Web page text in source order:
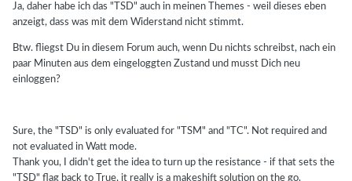
Ja, daher habe ich das "TSD" auch in meinen Themes - weil dieses eben
anzeigt, dass was mit dem Widerstand nicht stimmt.
Btw. fliegst Du in diesem Forum auch, wenn Du nichts schreibst, nach ein
paar Minuten aus dem eingeloggten Zustand und musst Dich neu
einloggen?
Sure, the "TSD" is only evaluated for "TSM" and "TC". Not required and
not evaluated in Watt mode.
Thank you, I didn't get the idea to turn up the resistance - if that sets the
"TSD" flag back to True, it really is a makeshift solution on the go.